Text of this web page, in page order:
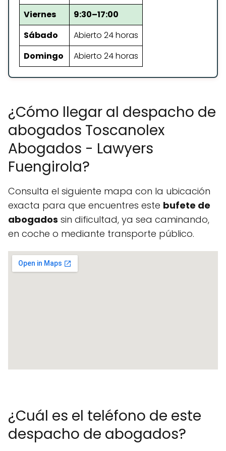
Viernes
9:30–17:00
Sábado
Abierto 24 horas
Domingo
Abierto 24 horas
¿Cómo llegar al despacho de
abogados Toscanolex
Abogados - Lawyers
Fuengirola?
Consulta el siguiente mapa con la ubicación
exacta para que encuentres este bufete de
abogados sin dificultad, ya sea caminando,
en coche o mediante transporte público.
¿Cuál es el teléfono de este
despacho de abogados?